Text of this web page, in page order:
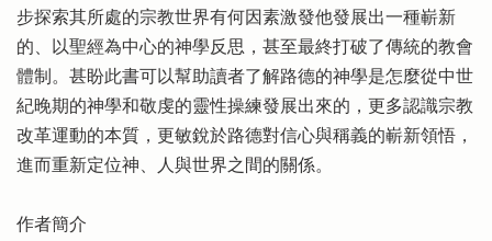
步探索其所處的宗教世界有何因素激發他發展出一種嶄新
的、以聖經為中心的神學反思，甚至最終打破了傳統的教會
體制。甚盼此書可以幫助讀者了解路德的神學是怎麼從中世
紀晚期的神學和敬虔的靈性操練發展出來的，更多認識宗教
改革運動的本質，更敏銳於路德對信心與稱義的嶄新領悟，
進而重新定位神、人與世界之間的關係。
作者簡介